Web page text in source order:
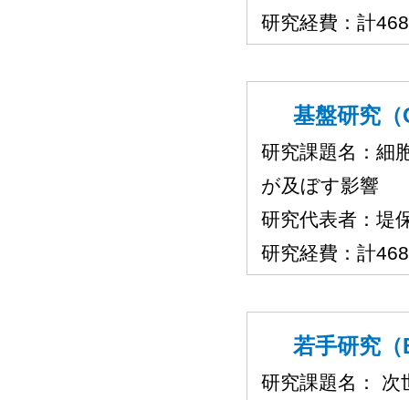
研究経費：計
基盤研究（
研究課題名：細
が及ぼす影響
研究代表者：堤
研究経費：計
若手研究（
研究課題名：